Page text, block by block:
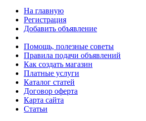
На главную
Регистрация
Добавить объявление
Помощь, полезные советы
Правила подачи объявлений
Как создать магазин
Платные услуги
Каталог статей
Договор оферта
Карта сайта
Статьи